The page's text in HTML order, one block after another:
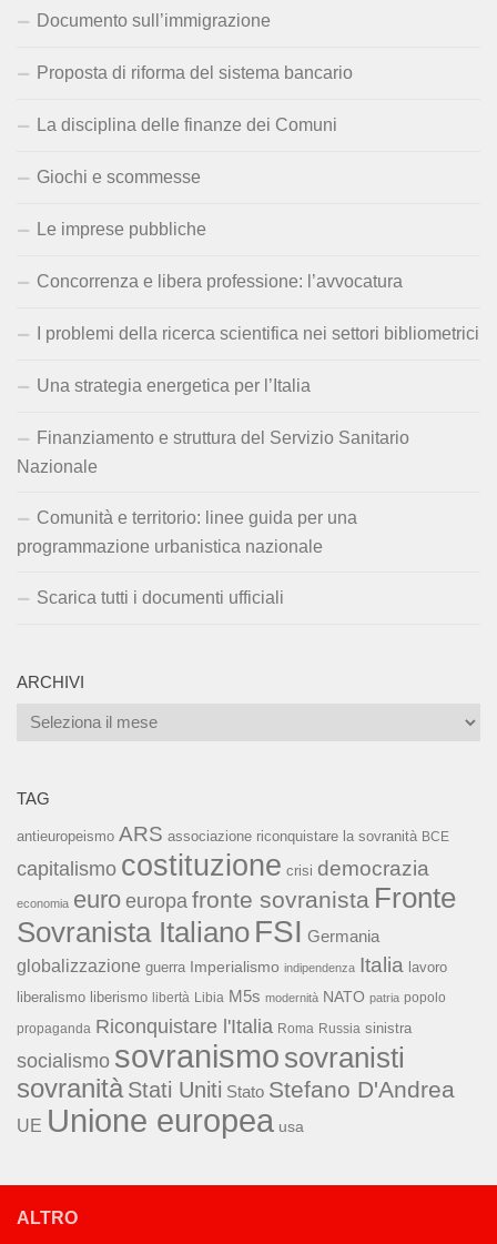
Documento sull’immigrazione
Proposta di riforma del sistema bancario
La disciplina delle finanze dei Comuni
Giochi e scommesse
Le imprese pubbliche
Concorrenza e libera professione: l’avvocatura
I problemi della ricerca scientifica nei settori bibliometrici
Una strategia energetica per l’Italia
Finanziamento e struttura del Servizio Sanitario
Nazionale
Comunità e territorio: linee guida per una
programmazione urbanistica nazionale
Scarica tutti i documenti ufficiali
ARCHIVI
Archivi
TAG
antieuropeismo ARS associazione riconquistare la sovranità BCE
capitalismo costituzione crisi democrazia
economia euro europa fronte sovranista Fronte
Sovranista Italiano FSI Germania
globalizzazione guerra Imperialismo indipendenza Italia lavoro
liberalismo liberismo libertà Libia M5s modernità NATO patria popolo
propaganda Riconquistare l'Italia Roma Russia sinistra
socialismo sovranismo sovranisti
sovranità Stati Uniti Stato Stefano D'Andrea
UE Unione europea usa
ALTRO